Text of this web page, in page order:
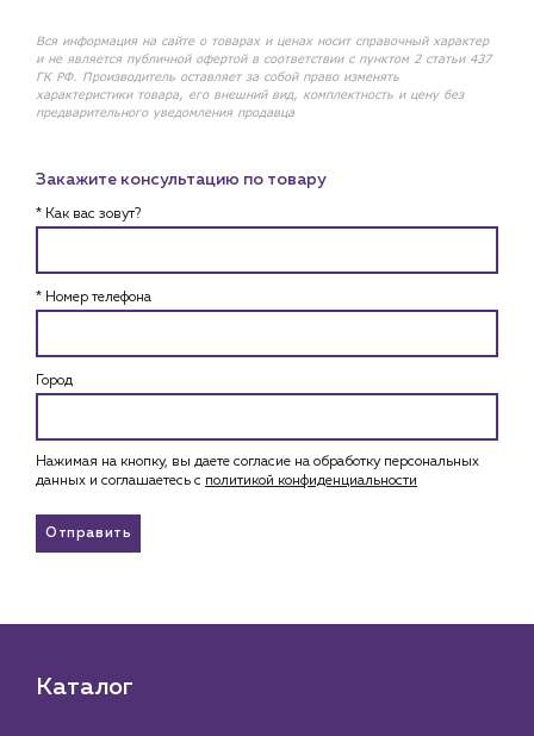
Вся информация на сайте о товарах и ценах носит справочный характер
и не является публичной офертой в соответствии с пунктом 2 статьи 437
ГК РФ. Производитель оставляет за собой право изменять
характеристики товара, его внешний вид, комплектность и цену без
предварительного уведомления продавца
Закажите консультацию по товару
* Как вас зовут?
* Номер телефона
Город
Нажимая на кнопку, вы даете согласие на обработку персональных
данных и соглашаетесь c политикой конфиденциальности
Отправить
Каталог